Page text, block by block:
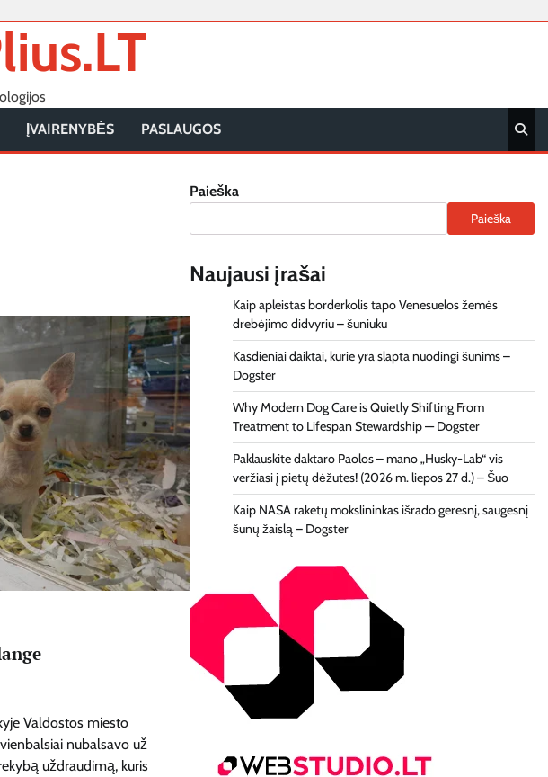
ĮVAIRENYBĖS PASLAUGOS
Valdostos miesto
nubalsavo už
uždraudimą, kuris
Paieška
Paieška
Naujausi įrašai
Kaip apleistas borderkolis tapo Venesuelos žemės
drebėjimo didvyriu – šuniuku
Kasdieniai daiktai, kurie yra slapta nuodingi šunims –
Dogster
Why Modern Dog Care is Quietly Shifting From
Treatment to Lifespan Stewardship — Dogster
Paklauskite daktaro Paolos – mano „Husky-Lab“ vis
veržiasi į pietų dėžutes! (2026 m. liepos 27 d.) – Šuo
Kaip NASA raketų mokslininkas išrado geresnį, saugesnį
šunų žaislą – Dogster